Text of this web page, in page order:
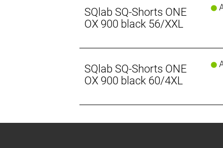
SQlab SQ-Shorts ONE
OX 900 black 56/XXL
SQlab SQ-Shorts ONE
OX 900 black 60/4XL